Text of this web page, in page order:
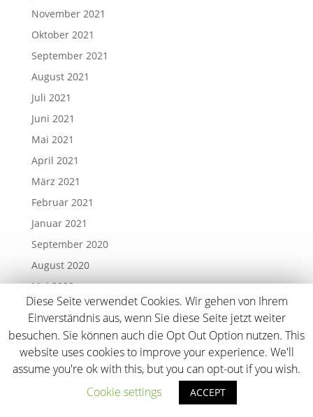
November 2021
Oktober 2021
September 2021
August 2021
Juli 2021
Juni 2021
Mai 2021
April 2021
März 2021
Februar 2021
Januar 2021
September 2020
August 2020
Mai 2020
März 2020
November 2019
Oktober 2019
September 2019
Diese Seite verwendet Cookies. Wir gehen von Ihrem
Einverständnis aus, wenn Sie diese Seite jetzt weiter
besuchen. Sie können auch die Opt Out Option nutzen. This
website uses cookies to improve your experience. We'll
assume you're ok with this, but you can opt-out if you wish.
Cookie settings
ACCEPT